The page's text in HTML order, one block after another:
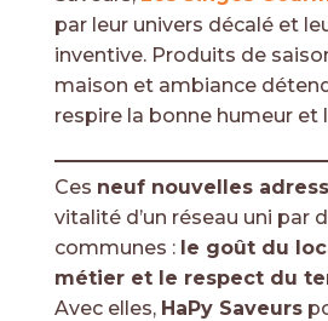
par leur univers décalé et
inventive. Produits de
maison et ambiance
respire la bonne humeur et
Ces neuf nouvelles
vitalité d’un réseau uni par
communes : le goût du
métier et le respect du
Avec elles, HaPy Saveurs